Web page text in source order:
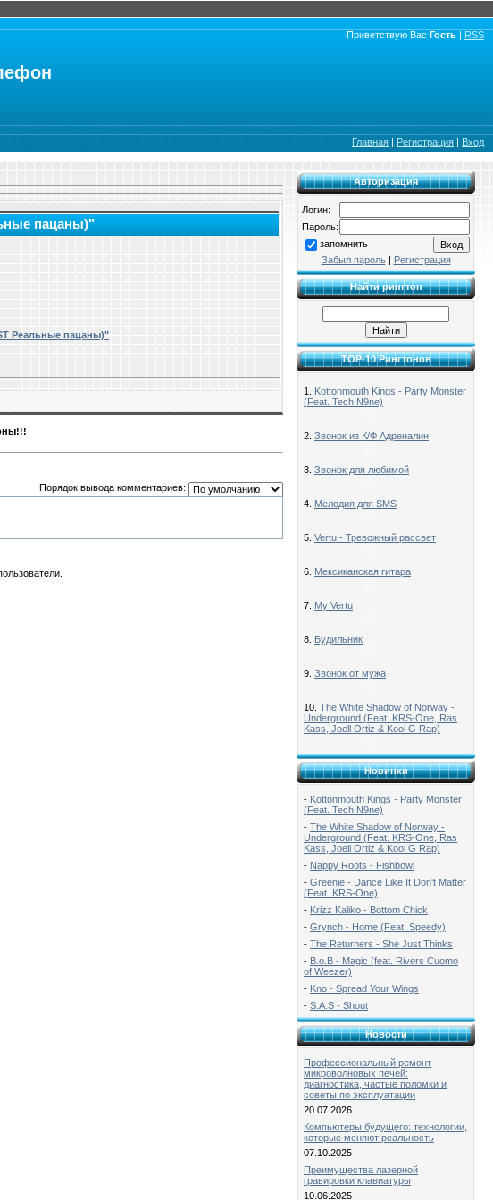
Приветствую Вас Гость | RSS
Главная | Регистрация | Вход
пацаны)"
Реальные пацаны)"
Порядок вывода комментариев:
Авторизация
Логин:
Пароль:
запомнить
Забыл пароль| Регистрация
Найти рингтон
TOP-10 Рингтонов
1. Kottonmouth Kings - Party Monster
(Feat. Tech N9ne)
2. Звонок из К/Ф Адреналин
3. Звонок для любимой
4. Мелодия для SMS
5. Vertu - Тревожный рассвет
6. Мексиканская гитара
7. My Vertu
8. Будильник
9. Звонок от мужа
10. The White Shadow of Norway -
Underground (Feat. KRS-One, Ras
Kass, Joell Ortiz & Kool G Rap)
Новинки
- Kottonmouth Kings - Party Monster
(Feat. Tech N9ne)
- The White Shadow of Norway -
Underground (Feat. KRS-One, Ras
Kass, Joell Ortiz & Kool G Rap)
- Nappy Roots - Fishbowl
- Greenie - Dance Like It Don't Matter
(Feat. KRS-One)
- Krizz Kaliko - Bottom Chick
- Grynch - Home (Feat. Speedy)
- The Returners - She Just Thinks
- B.o.B - Magic (feat. Rivers Cuomo
of Weezer)
- Kno - Spread Your Wings
- S.A.S - Shout
Новости
Профессиональный ремонт
микроволновых печей:
диагностика, частые поломки и
советы по эксплуатации
20.07.2026
Компьютеры будущего: технологии,
которые меняют реальность
07.10.2025
Преимущества лазерной
гравировки клавиатуры
10.06.2025